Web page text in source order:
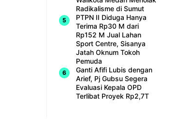
Radikalisme di Sumut
PTPN II Diduga Hanya
Terima Rp30 M dari
Rp152 M Jual Lahan
Sport Centre, Sisanya
Jatah Oknum Tokoh
Pemuda
Ganti Afifi Lubis dengan
Arief, Pj Gubsu Segera
Evaluasi Kepala OPD
Terlibat Proyek Rp2,7T